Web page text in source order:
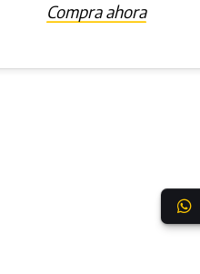
Compra ahora